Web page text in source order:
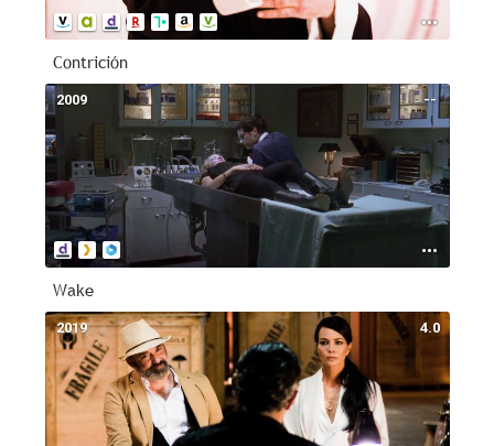
Contrición
--
2009
Wake
4.0
2019